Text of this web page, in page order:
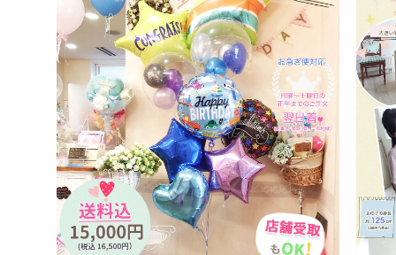
か
な
い
よ
う
気
を
つ
け
て
楽
し
ん
で